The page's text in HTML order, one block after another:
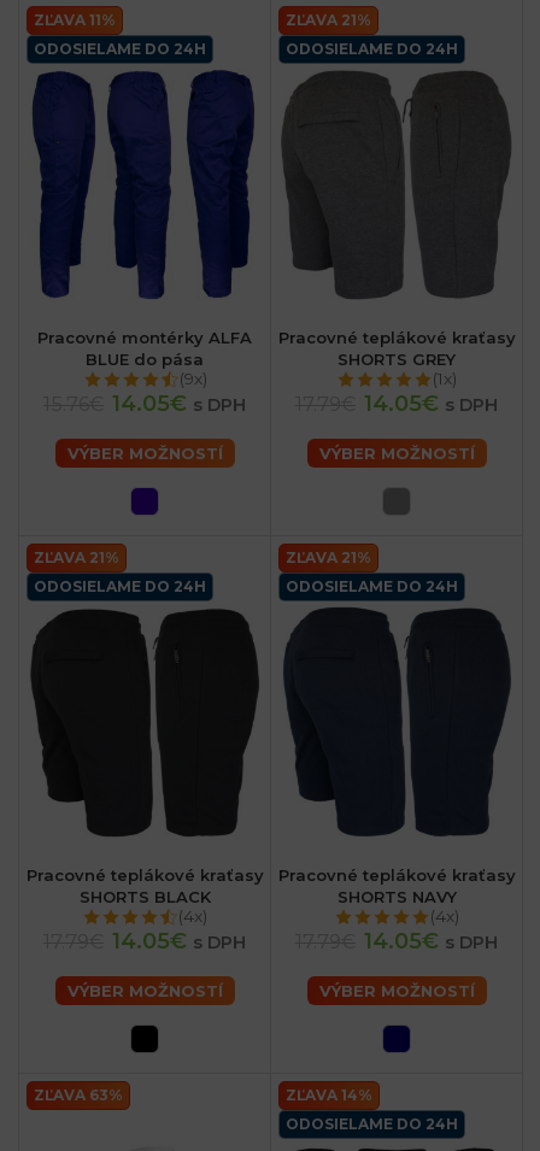
ZĽAVA 11%
ODOSIELAME DO 24H
Pracovné montérky ALFA
BLUE do pása
(9x)
14.05€ s DPH
VÝBER MOŽNOSTÍ
ZĽAVA 21%
ODOSIELAME DO 24H
Pracovné teplákové kraťasy
SHORTS GREY
(1x)
14.05€ s DPH
VÝBER MOŽNOSTÍ
ZĽAVA 21%
ODOSIELAME DO 24H
Pracovné teplákové kraťasy
SHORTS BLACK
(4x)
14.05€ s DPH
VÝBER MOŽNOSTÍ
ZĽAVA 21%
ODOSIELAME DO 24H
Pracovné teplákové kraťasy
SHORTS NAVY
(4x)
14.05€ s DPH
VÝBER MOŽNOSTÍ
ZĽAVA 63%
ZĽAVA 14%
ODOSIELAME DO 24H